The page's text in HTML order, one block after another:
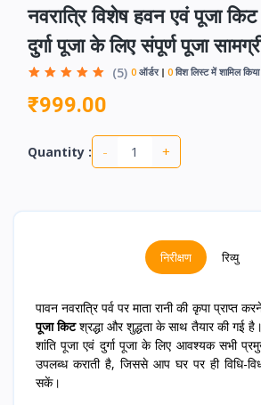
नवरात्रि विशेष हवन एवं पूजा
दुर्गा पूजा के लिए संपूर्ण पूजा
(5) 0 ऑर्डर 0 विश लिस्ट में शामिल
₹999.00
Quantity : - +
निरीक्षण रिव्यु
पावन नवरात्रि पर्व पर माता रानी की कृपा प्राप्त
पूजा किटश्रद्धा और शुद्धता के साथ तैयार की गई
शांति पूजा एवं दुर्गा पूजा के लिए आवश्यक सभी
उपलब्ध कराती है, जिससे आप घर पर ही विधि-
सकें।